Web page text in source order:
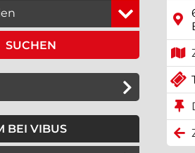
Veranstaltungskategorie aus,
BEI VIBUS